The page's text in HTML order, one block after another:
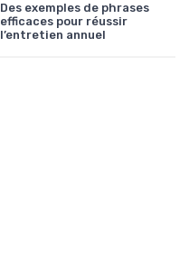
Des exemples de phrases
efficaces pour réussir
l’entretien annuel